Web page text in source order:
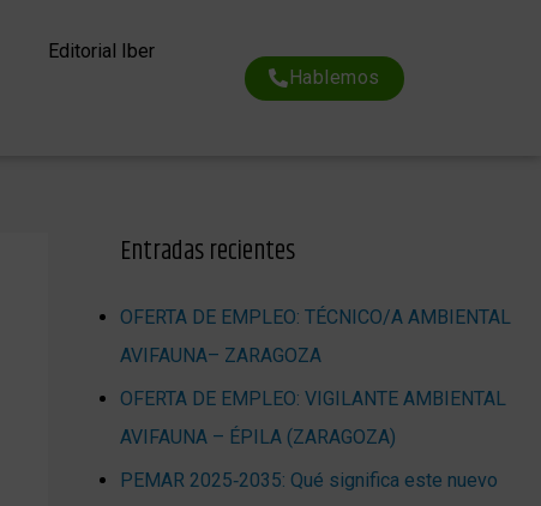
Editorial Iber
Hablemos
Entradas recientes
OFERTA DE EMPLEO: TÉCNICO/A AMBIENTAL
AVIFAUNA– ZARAGOZA
OFERTA DE EMPLEO: VIGILANTE AMBIENTAL
AVIFAUNA – ÉPILA (ZARAGOZA)
PEMAR 2025‑2035: Qué significa este nuevo